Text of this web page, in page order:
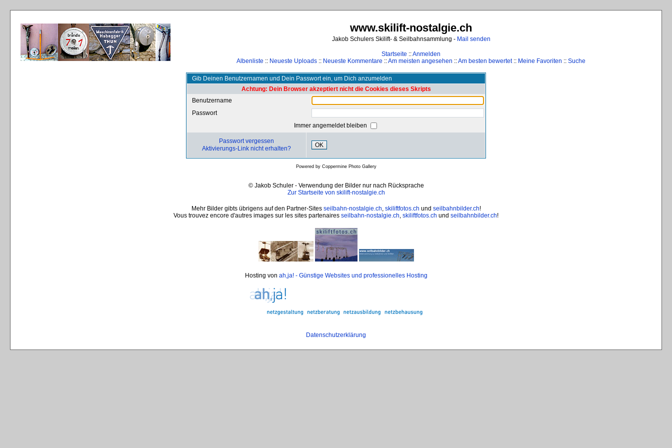
www.skilift-nostalgie.ch
Jakob Schulers Skilift- & Seilbahnsammlung - Mail senden
Startseite ::Anmelden
Albenliste :: Neueste Uploads :: Neueste Kommentare ::Am meisten angesehen ::Am besten bewertet:: Meine Favoriten :: Suche
Gib Deinen Benutzernamen und Dein Passwort ein, um Dich anzumelden
Achtung: Dein Browser akzeptiert nicht die Cookies dieses Skripts
Benutzername
Passwort
Immer angemeldet bleiben
Passwort vergessen
Aktivierungs-Link nicht erhalten?
OK
Powered by Coppermine Photo Gallery
© Jakob Schuler - Verwendung der Bilder nur nach Rücksprache
Zur Startseite von skilift-nostalgie.ch
Mehr Bilder gibts übrigens auf den Partner-Sites seilbahn-nostalgie.ch, skiliftfotos.ch und seilbahnbilder.ch!
Vous trouvez encore d'autres images sur les sites partenaires seilbahn-nostalgie.ch, skiliftfotos.ch und seilbahnbilder.ch!
Hosting von ah,ja! - Günstige Websites und professionelles Hosting
Datenschutzerklärung